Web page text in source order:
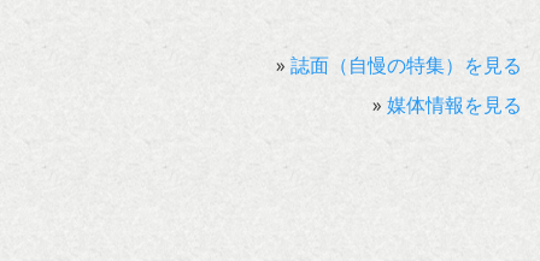
» 誌面（自慢の特集）を見る
» 媒体情報を見る